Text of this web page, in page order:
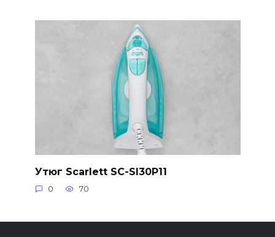
Утюг Scarlett SC-SI30P11
0 70